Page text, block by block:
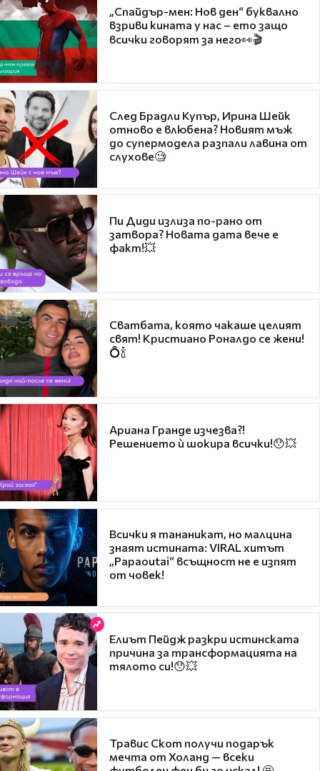
„Спайдър-мен: Нов ден“ буквално
взриви кината у нас – ето защо
всички говорят за него👀🎬
След Брадли Купър, Ирина Шейк
отново е влюбена? Новият мъж
до супермодела разпали лавина от
слухове🧐
Пи Диди излиза по-рано от
затвора? Новата дата вече е
факт!💥
Сватбата, която чакаше целият
свят! Кристиано Роналдо се жени!
💍🍾
Ариана Гранде изчезва?!
Решението ѝ шокира всички!😯💥
Всички я тананикат, но малцина
знаят истината: VIRAL хитът
„Papaoutai“ всъщност не е изпят
от човек!
Елиът Пейдж разкри истинската
причина за трансформацията на
тялото си!😯💥
Травис Скот получи подарък
мечта от Холанд — всеки